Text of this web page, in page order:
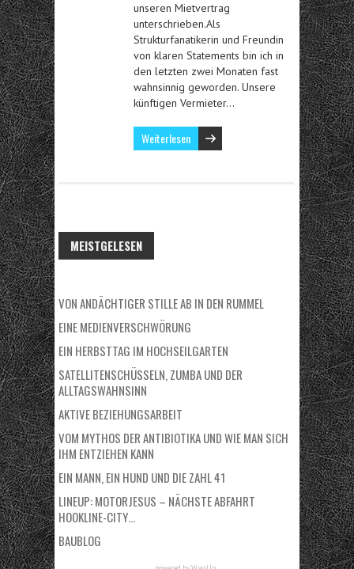
unseren Mietvertrag
unterschrieben.Als
Strukturfanatikerin und Freundin
von klaren Statements bin ich in
den letzten zwei Monaten fast
wahnsinnig geworden. Unsere
künftigen Vermieter…
Weiterlesen
MEISTGELESEN
VON ANDÄCHTIGER STILLE AB IN DEN RUMMEL
EINE MEDIENVERSCHWÖRUNG
EIN HERBSTTAG IM HOCHSEILGARTEN
SATELLITENSCHÜSSELN, ZUMBA UND DER
ALLTAGSWAHNSINN
AKTIVE BEZIEHUNGSARBEIT
VOM MYTHOS DER ANTIBIOTIKA UND WIE MAN SICH
IHM ENTZIEHEN KANN
EIN MANN, EIN HUND UND DIE ZAHL 41
LINEUP: MOTORJESUS – NÄCHSTE ABFAHRT
HOOKLINE-CITY…
BAUBLOG